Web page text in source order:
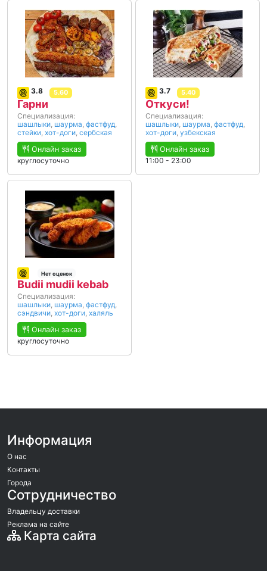
3.8 5.60
Гарни
Специализация:
шашлыки, шаурма, фастфуд,
стейки, хот-доги, сербская
Онлайн заказ
круглосуточно
3.7 5.40
Откуси!
Специализация:
шашлыки, шаурма, фастфуд,
хот-доги, узбекская
Онлайн заказ
11:00 - 23:00
Нет оценок
Budii mudii kebab
Специализация:
шашлыки, шаурма, фастфуд,
сэндвичи, хот-доги, халяль
Онлайн заказ
круглосуточно
Информация
О нас
Контакты
Города
Сотрудничество
Владельцу доставки
Реклама на сайте
Карта сайта